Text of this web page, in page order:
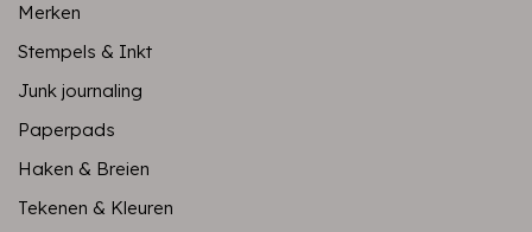
Merken
Stempels & Inkt
Junk journaling
Paperpads
Haken & Breien
Tekenen & Kleuren